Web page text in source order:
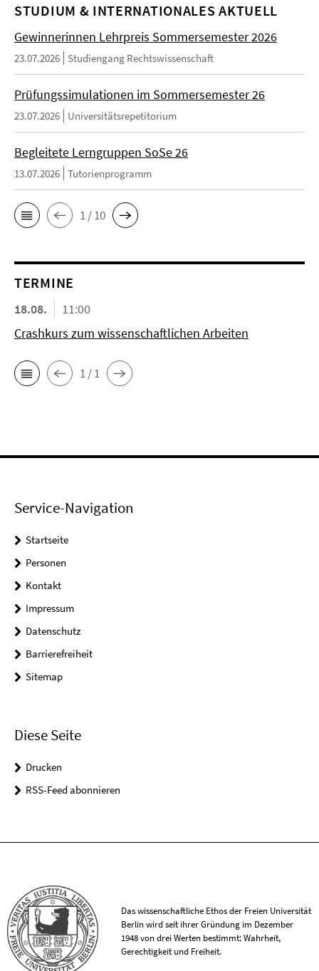
STUDIUM & INTERNATIONALES AKTUELL
Gewinnerinnen Lehrpreis Sommersemester 2026
23.07.2026 Studiengang Rechtswissenschaft
Prüfungssimulationen im Sommersemester 26
23.07.2026 Universitätsrepetitorium
Begleitete Lerngruppen SoSe 26
13.07.2026 Tutorienprogramm
1 / 10
TERMINE
18.08.
11:00
Crashkurs zum wissenschaftlichen Arbeiten
1 / 1
Service-Navigation
Startseite
Personen
Kontakt
Impressum
Datenschutz
Barrierefreiheit
Sitemap
Diese Seite
Drucken
RSS-Feed abonnieren
Das wissenschaftliche Ethos der Freien Universität
Berlin wird seit ihrer Gründung im Dezember
1948 von drei Werten bestimmt: Wahrheit,
Gerechtigkeit und Freiheit.